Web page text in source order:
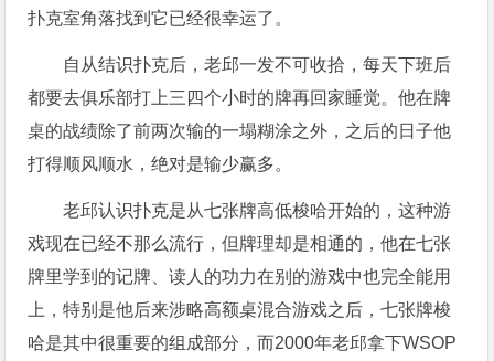
扑克室角落找到它已经很幸运了。
自从结识扑克后，老邱一发不可收拾，每天下班后
都要去俱乐部打上三四个小时的牌再回家睡觉。他在牌
桌的战绩除了前两次输的一塌糊涂之外，之后的日子他
打得顺风顺水，绝对是输少赢多。
老邱认识扑克是从七张牌高低梭哈开始的，这种游
戏现在已经不那么流行，但牌理却是相通的，他在七张
牌里学到的记牌、读人的功力在别的游戏中也完全能用
上，特别是他后来涉略高额桌混合游戏之后，七张牌梭
哈是其中很重要的组成部分，而2000年老邱拿下WSOP